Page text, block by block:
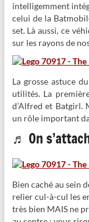
intelligemment
celui de la
set. Là aussi, ce
sur les rayons de
La grosse astuce
utilités. La
d’Alfred et Batgirl.
un rôle important
♬ On
Bien caché au sein
relier cul-à-cul les
très bien MAIS ne